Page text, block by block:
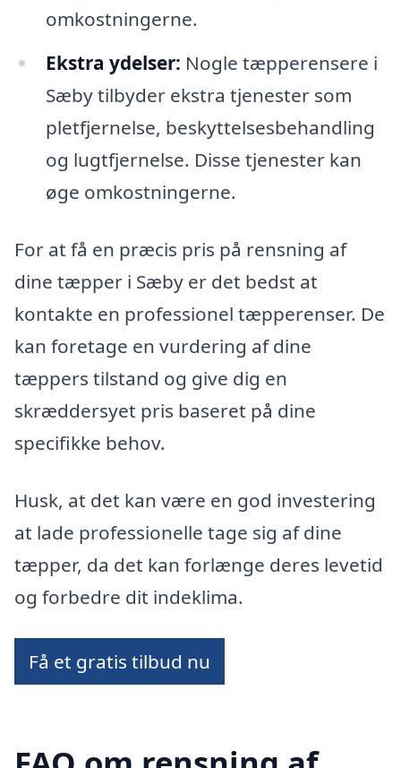
omkostningerne.
Ekstra ydelser: Nogle tæpperensere i
Sæby tilbyder ekstra tjenester som
pletfjernelse, beskyttelsesbehandling
og lugtfjernelse. Disse tjenester kan
øge omkostningerne.
For at få en præcis pris på rensning af
dine tæpper i Sæby er det bedst at
kontakte en professionel tæpperenser. De
kan foretage en vurdering af dine
tæppers tilstand og give dig en
skræddersyet pris baseret på dine
specifikke behov.
Husk, at det kan være en god investering
at lade professionelle tage sig af dine
tæpper, da det kan forlænge deres levetid
og forbedre dit indeklima.
Få et gratis tilbud nu